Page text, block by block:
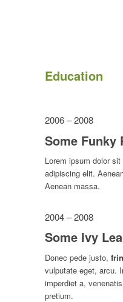
Education
2006 – 2008
Some Funky
Lorem ipsum dolor
adipiscing elit.
Aenean massa.
2004 – 2008
Some Ivy
Donec pede justo,
vulputate eget, arcu.
imperdiet a,
pretium.